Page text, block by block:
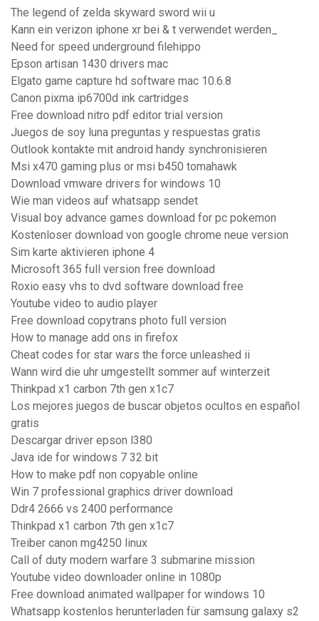
The legend of zelda skyward sword wii u
Kann ein verizon iphone xr bei & t verwendet werden_
Need for speed underground filehippo
Epson artisan 1430 drivers mac
Elgato game capture hd software mac 10.6.8
Canon pixma ip6700d ink cartridges
Free download nitro pdf editor trial version
Juegos de soy luna preguntas y respuestas gratis
Outlook kontakte mit android handy synchronisieren
Msi x470 gaming plus or msi b450 tomahawk
Download vmware drivers for windows 10
Wie man videos auf whatsapp sendet
Visual boy advance games download for pc pokemon
Kostenloser download von google chrome neue version
Sim karte aktivieren iphone 4
Microsoft 365 full version free download
Roxio easy vhs to dvd software download free
Youtube video to audio player
Free download copytrans photo full version
How to manage add ons in firefox
Cheat codes for star wars the force unleashed ii
Wann wird die uhr umgestellt sommer auf winterzeit
Thinkpad x1 carbon 7th gen x1c7
Los mejores juegos de buscar objetos ocultos en español
gratis
Descargar driver epson l380
Java ide for windows 7 32 bit
How to make pdf non copyable online
Win 7 professional graphics driver download
Ddr4 2666 vs 2400 performance
Thinkpad x1 carbon 7th gen x1c7
Treiber canon mg4250 linux
Call of duty modern warfare 3 submarine mission
Youtube video downloader online in 1080p
Free download animated wallpaper for windows 10
Whatsapp kostenlos herunterladen für samsung galaxy s2